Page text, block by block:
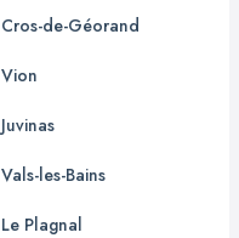
Cros-de-Géorand
Vion
Juvinas
Vals-les-Bains
Le Plagnal